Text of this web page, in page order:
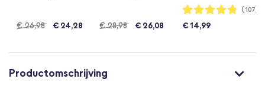
kabel - 1 meter - Wit
Normale
€ 26,98 € 24,28
kabel - 2 meter - Wit
Normale
€ 28,98 € 26,08
aansluiting - Power
Delivery - 20 Watt -
Wit
Waardering:
96%
(107)
€ 14,99
Productomschrijving